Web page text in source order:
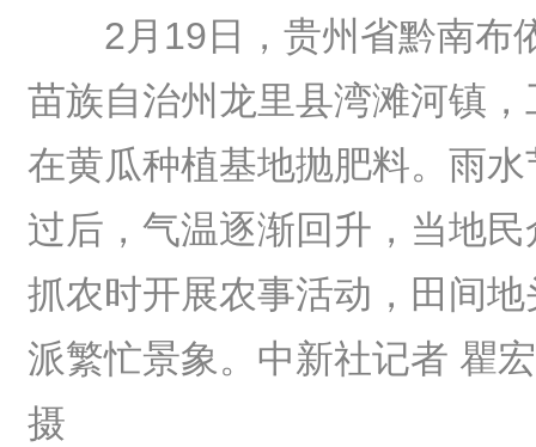
2月19日，贵州省黔南布
苗族自治州龙里县湾滩河镇，
在黄瓜种植基地抛肥料。雨水
过后，气温逐渐回升，当地民
抓农时开展农事活动，田间地
派繁忙景象。中新社记者 瞿
摄